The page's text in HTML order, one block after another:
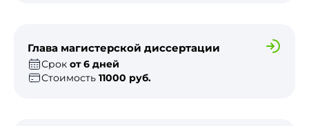
Глава магистерской диссертации
Срок от 6 дней
Стоимость 11000 руб.